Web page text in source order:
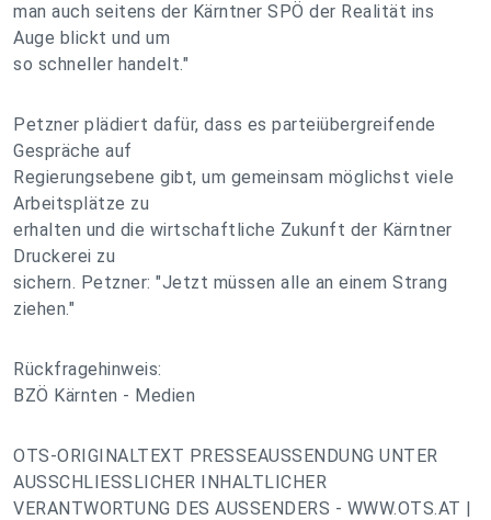
man auch seitens der Kärntner SPÖ der Realität ins
Auge blickt und um
so schneller handelt."
Petzner plädiert dafür, dass es parteiübergreifende
Gespräche auf
Regierungsebene gibt, um gemeinsam möglichst viele
Arbeitsplätze zu
erhalten und die wirtschaftliche Zukunft der Kärntner
Druckerei zu
sichern. Petzner: "Jetzt müssen alle an einem Strang
ziehen."
Rückfragehinweis:
BZÖ Kärnten - Medien
OTS-ORIGINALTEXT PRESSEAUSSENDUNG UNTER
AUSSCHLIESSLICHER INHALTLICHER
VERANTWORTUNG DES AUSSENDERS - WWW.OTS.AT |